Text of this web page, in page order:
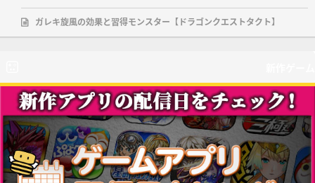
ガレキ旋風の効果と習得モンスター【ドラゴンクエストタクト】